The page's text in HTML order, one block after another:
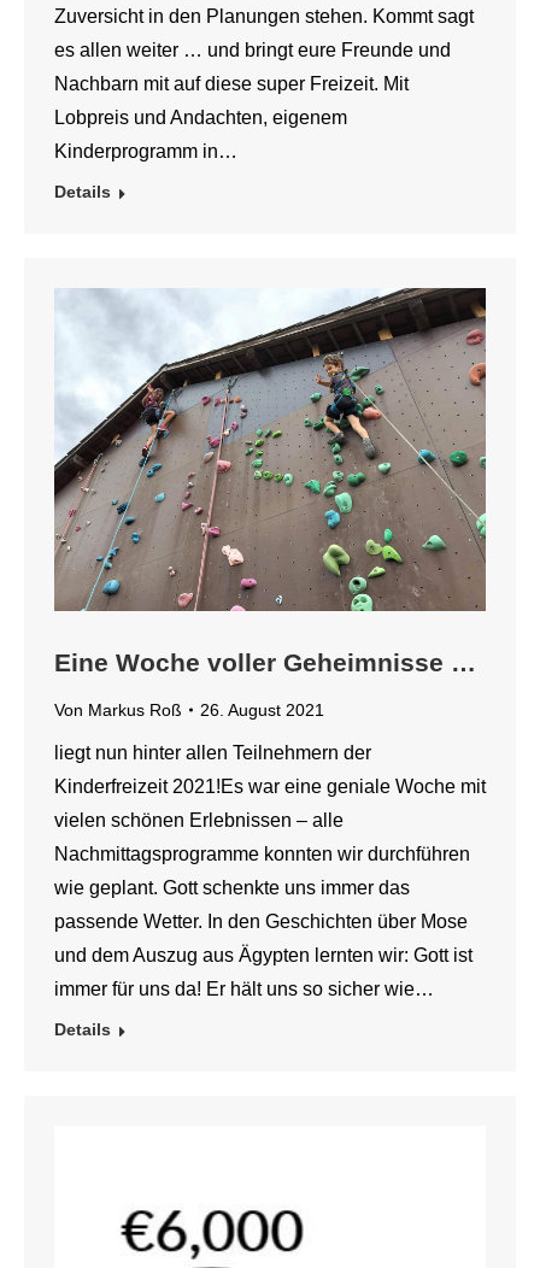
Zuversicht in den Planungen stehen. Kommt sagt
es allen weiter … und bringt eure Freunde und
Nachbarn mit auf diese super Freizeit. Mit
Lobpreis und Andachten, eigenem
Kinderprogramm in…
Details
Eine Woche voller Geheimnisse …
Von Markus Roß 26. August 2021
liegt nun hinter allen Teilnehmern der
Kinderfreizeit 2021!Es war eine geniale Woche mit
vielen schönen Erlebnissen – alle
Nachmittagsprogramme konnten wir durchführen
wie geplant. Gott schenkte uns immer das
passende Wetter. In den Geschichten über Mose
und dem Auszug aus Ägypten lernten wir: Gott ist
immer für uns da! Er hält uns so sicher wie…
Details